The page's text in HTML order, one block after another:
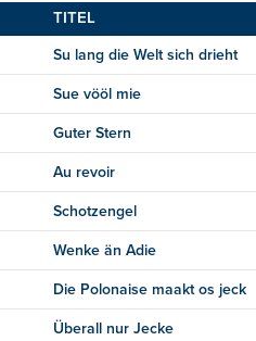
TITEL
Su lang die Welt sich drieht
Sue vööl mie
Guter Stern
Au revoir
Schotzengel
Wenke än Adie
Die Polonaise maakt os jeck
Überall nur Jecke